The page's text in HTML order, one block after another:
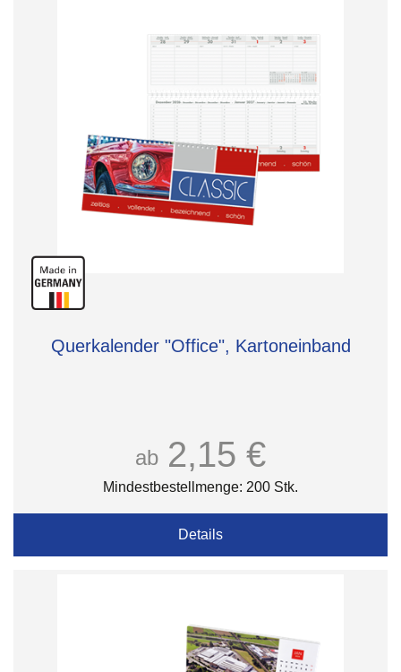
Querkalender "Office", Kartoneinband
ab 2,15 €
Mindestbestellmenge: 200 Stk.
Details